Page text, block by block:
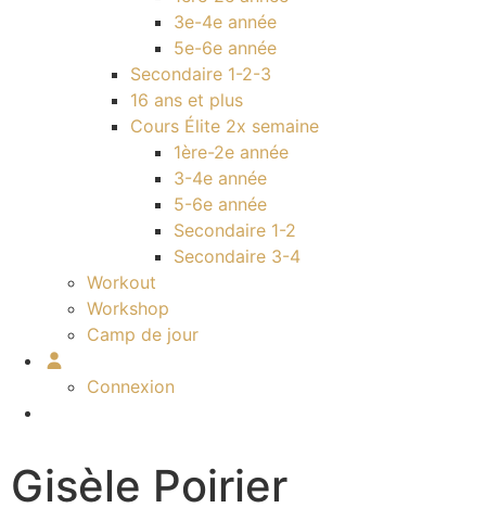
3e-4e année
5e-6e année
Secondaire 1-2-3
16 ans et plus
Cours Élite 2x semaine
1ère-2e année
3-4e année
5-6e année
Secondaire 1-2
Secondaire 3-4
Workout
Workshop
Camp de jour
Connexion
Gisèle Poirier